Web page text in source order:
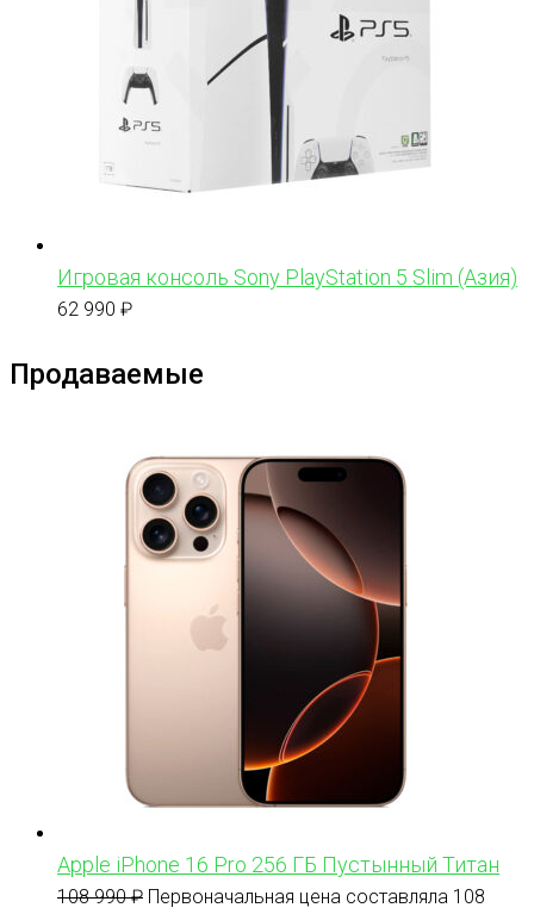
Игровая консоль Sony PlayStation 5 Slim (Азия)
62 990 ₽
Продаваемые
Apple iPhone 16 Pro 256 ГБ Пустынный Титан
108 990₽ Первоначальная цена составляла 108